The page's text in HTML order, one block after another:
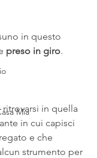
Mia
in questo
preso in giro.
in quella
in cui capisci
e che
strumento per